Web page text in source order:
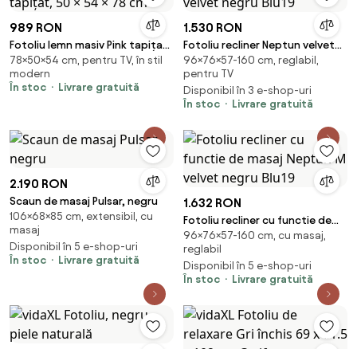
989 RON
Fotoliu lemn masiv Pink tapițat,
50 × 54 × 78 cm
78×50×54 cm, pentru TV, în stil
modern
În stoc
Livrare gratuită
1.530 RON
Fotoliu recliner Neptun velvet
negru Blu19
96×76×57-160 cm, reglabil,
pentru TV
Disponibil în 3 e-shop-uri
În stoc
Livrare gratuită
2.190 RON
Scaun de masaj Pulsar, negru
106×68×85 cm, extensibil, cu
masaj
Disponibil în 5 e-shop-uri
În stoc
Livrare gratuită
1.632 RON
Fotoliu recliner cu functie de
masaj Neptun M velvet negru
Blu19
96×76×57-160 cm, cu masaj,
reglabil
Disponibil în 5 e-shop-uri
În stoc
Livrare gratuită